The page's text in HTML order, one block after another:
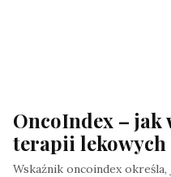
OncoIndex – jak
terapii lekowych
Wskaźnik oncoindex